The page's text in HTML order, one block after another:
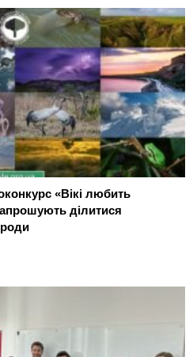
«Вікі любить
ділитися